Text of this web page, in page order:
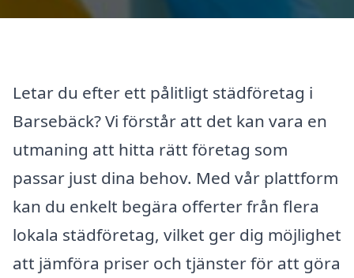
Letar du efter ett pålitligt städföretag i
Barsebäck? Vi förstår att det kan vara en
utmaning att hitta rätt företag som
passar just dina behov. Med vår plattform
kan du enkelt begära offerter från flera
lokala städföretag, vilket ger dig möjlighet
att jämföra priser och tjänster för att göra